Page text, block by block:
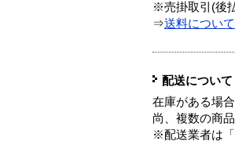
※売掛取引(後
⇒送料につい
配送について
在庫がある場
尚、複数の商
※配送業者は